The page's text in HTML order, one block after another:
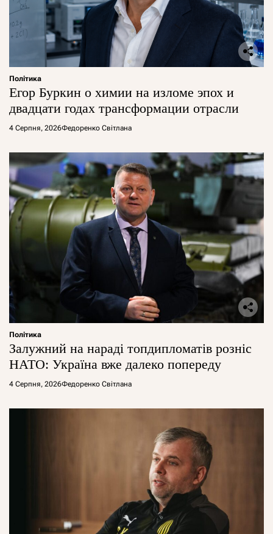
Політика
Егор Буркин о химии на изломе эпох и
двадцати годах трансформации отрасли
4 Серпня, 2026Федоренко Світлана
Політика
Залужний на нараді топдипломатів розніс
НАТО: Україна вже далеко попереду
4 Серпня, 2026Федоренко Світлана